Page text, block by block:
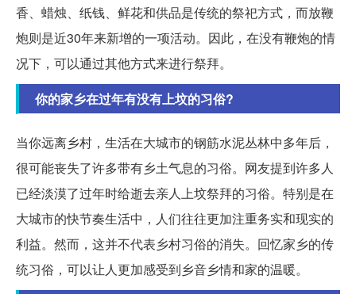
香、蜡烛、纸钱、鲜花和供品是传统的祭祀方式，而放鞭
炮则是近30年来新增的一项活动。因此，在没有鞭炮的情
况下，可以通过其他方式来进行祭拜。
你的家乡在过年有没有上坟的习俗?
当你远离乡村，生活在大城市的钢筋水泥丛林中多年后，
很可能丧失了许多带有乡土气息的习俗。网友提到许多人
已经淡漠了过年时给逝去亲人上坟祭拜的习俗。特别是在
大城市的快节奏生活中，人们往往更加注重务实和现实的
利益。然而，这并不代表乡村习俗的消失。回忆家乡的传
统习俗，可以让人更加感受到乡音乡情和家的温暖。